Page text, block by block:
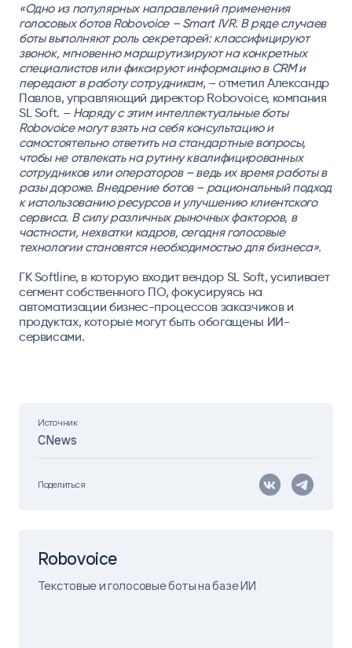
Источник
CNews
Поделиться
«Одно из популярных направлений применения
голосовых ботов Robovoice – Smart IVR. В ряде случаев
боты выполняют роль секретарей: классифицируют
звонок, мгновенно маршрутизируют на конкретных
специалистов или фиксируют информацию в CRM и
передают в работу сотрудникам, – отметилАлександр
Павлов, управляющий директор Robovoice, компания
SL Soft. – Наряду с этим интеллектуальные боты
Robovoice могут взять на себя консультацию и
самостоятельно ответить на стандартные вопросы,
чтобы не отвлекать на рутину квалифицированных
сотрудников или операторов – ведь их время работы в
разы дороже. Внедрение ботов – рациональный подход
к использованию ресурсов и улучшению клиентского
сервиса. В силу различных рыночных факторов, в
частности, нехватки кадров, сегодня голосовые
технологии становятся необходимостью для бизнеса».
ГК Softline, в которую входит вендор SL Soft, усиливает
сегмент собственного ПО, фокусируясь на
автоматизации бизнес-процессов заказчиков и
продуктах, которые могут быть обогащены ИИ-
сервисами.
Robovoice
Текстовые и голосовые боты на базе ИИ